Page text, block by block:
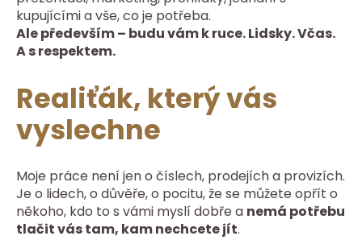
kupujícími a vše, co je potřeba.
Ale především – budu vám k ruce. Lidsky. Včas.
A s respektem.
Realiťák, který vás
vyslechne
Moje práce není jen o číslech, prodejích a provizích.
Je o lidech, o důvěře, o pocitu, že se můžete opřít o
někoho, kdo to s vámi myslí dobře a nemá potřebu
tlačit vás tam, kam nechcete jít.